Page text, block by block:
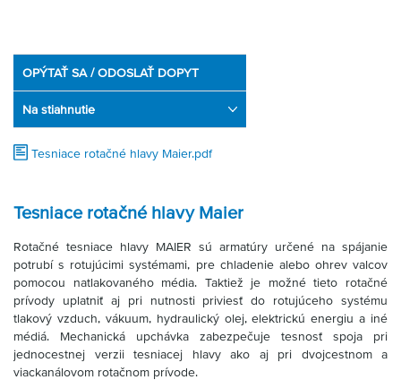
OPÝTAŤ SA / ODOSLAŤ DOPYT
Na stiahnutie
Tesniace rotačné hlavy Maier.pdf
Tesniace rotačné hlavy Maier
Rotačné tesniace hlavy MAIER sú armatúry určené na spájanie
potrubí s rotujúcimi systémami, pre chladenie alebo ohrev valcov
pomocou natlakovaného média. Taktiež je možné tieto rotačné
prívody uplatniť aj pri nutnosti priviesť do rotujúceho systému
tlakový vzduch, vákuum, hydraulický olej, elektrickú energiu a iné
médiá. Mechanická upchávka zabezpečuje tesnosť spoja pri
jednocestnej verzii tesniacej hlavy ako aj pri dvojcestnom a
viackanálovom rotačnom prívode.